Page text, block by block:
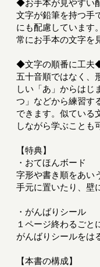
◆お手本が見やすい
文字が鉛筆を持つ手
にも配慮しています。
常にお手本の文字を
◆文字の順番に工夫
五十音順ではなく、
しい「あ」からはじ
つ」などから練習す
できます。似ている
しながら学ぶことも
【特典】
・おてほんボード
字形や書き順をあい
手元に置いたり、壁
・がんばりシール
１ページ終わるごと
がんばりシールをは
【本書の構成】